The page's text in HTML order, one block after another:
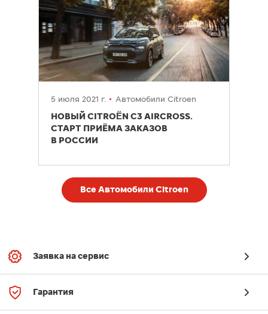
5 июля 2021 г. Автомобили Citroen
НОВЫЙ CITROËN C3 AIRCROSS.
СТАРТ ПРИЁМА ЗАКАЗОВ
В РОССИИ
Все Автомобили Citroen
Заявка на сервис
Гарантия